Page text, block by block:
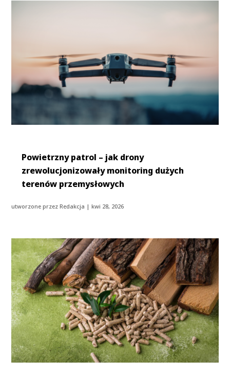
Powietrzny patrol – jak drony
zrewolucjonizowały monitoring dużych
terenów przemysłowych
utworzone przezRedakcja |kwi 28, 2026